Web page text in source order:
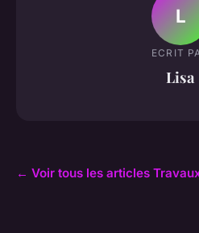
L
ECRIT
Lisa
← Voir tous les articles